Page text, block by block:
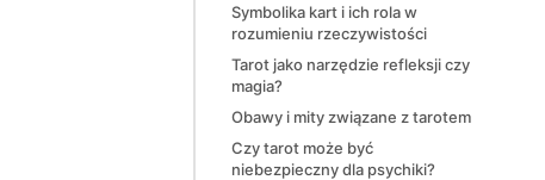
Symbolika kart i ich rola w
rozumieniu rzeczywistości
Tarot jako narzędzie refleksji czy
magia?
Obawy i mity związane z tarotem
Czy tarot może być
niebezpieczny dla psychiki?